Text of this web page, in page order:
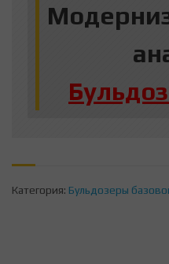
Категория: Бульдозеры